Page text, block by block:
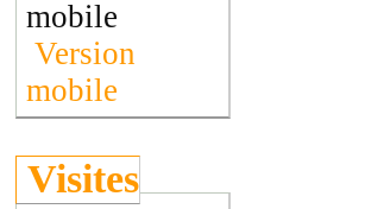
Version
mobile
Visites